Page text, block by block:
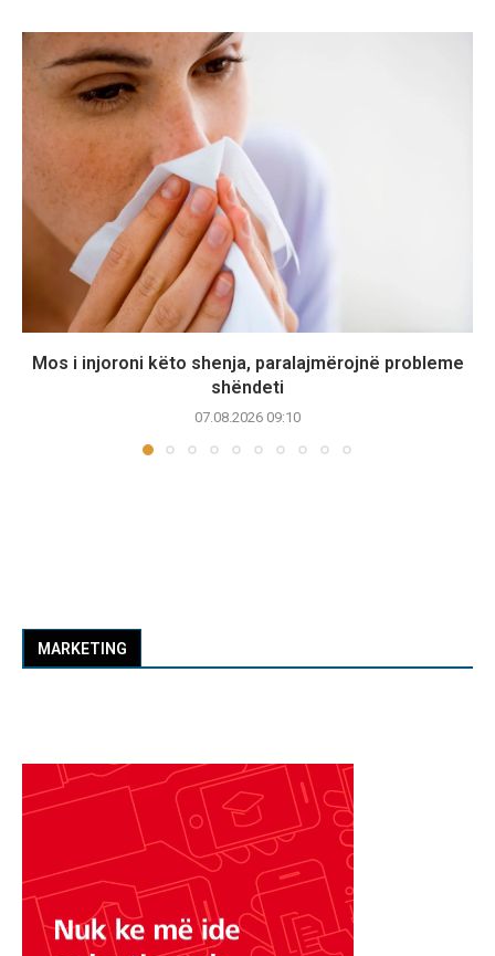
Mos i injoroni këto shenja, paralajmërojnë probleme
shëndeti
07.08.2026 09:10
MARKETING